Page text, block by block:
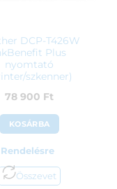
DCP-T426W
Plus
nyomtató
szkenner)
78 900 Ft
KOSÁRBA
Rendelésre
Összevet